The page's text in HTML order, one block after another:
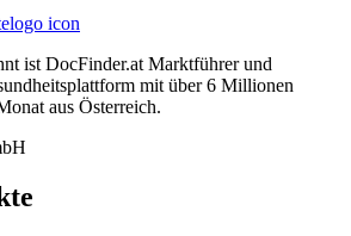
logo icon
ist DocFinder.at Marktführer und
mit über 6 Millionen
aus Österreich.